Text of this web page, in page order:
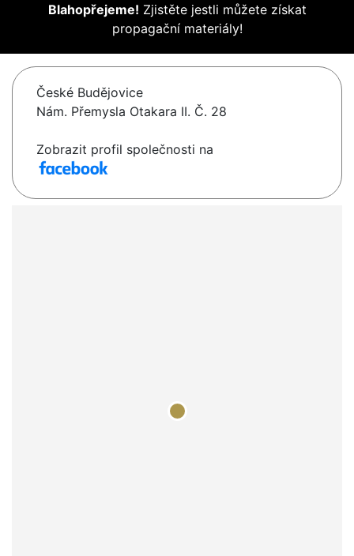
Blahopřejeme! Zjistěte jestli můžete získat
propagační materiály!
České Budějovice
Nám. Přemysla Otakara II. Č. 28
Zobrazit profil společnosti na